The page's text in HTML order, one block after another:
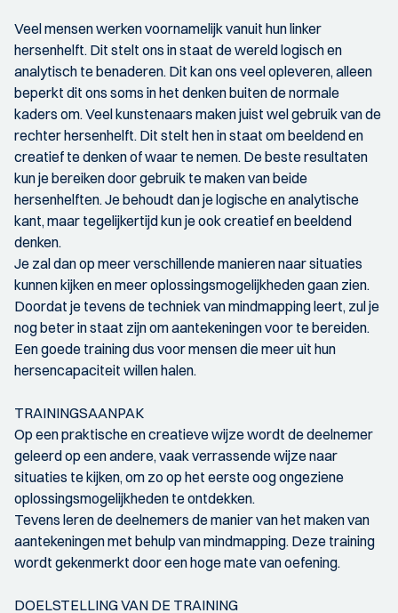
Veel mensen werken voornamelijk vanuit hun linker
hersenhelft. Dit stelt ons in staat de wereld logisch en
analytisch te benaderen. Dit kan ons veel opleveren, alleen
beperkt dit ons soms in het denken buiten de normale
kaders om. Veel kunstenaars maken juist wel gebruik van de
rechter hersenhelft. Dit stelt hen in staat om beeldend en
creatief te denken of waar te nemen. De beste resultaten
kun je bereiken door gebruik te maken van beide
hersenhelften. Je behoudt dan je logische en analytische
kant, maar tegelijkertijd kun je ook creatief en beeldend
denken.
Je zal dan op meer verschillende manieren naar situaties
kunnen kijken en meer oplossingsmogelijkheden gaan zien.
Doordat je tevens de techniek van mindmapping leert, zul je
nog beter in staat zijn om aantekeningen voor te bereiden.
Een goede training dus voor mensen die meer uit hun
hersencapaciteit willen halen.
TRAININGSAANPAK
Op een praktische en creatieve wijze wordt de deelnemer
geleerd op een andere, vaak verrassende wijze naar
situaties te kijken, om zo op het eerste oog ongeziene
oplossingsmogelijkheden te ontdekken.
Tevens leren de deelnemers de manier van het maken van
aantekeningen met behulp van mindmapping. Deze training
wordt gekenmerkt door een hoge mate van oefening.
DOELSTELLING VAN DE TRAINING